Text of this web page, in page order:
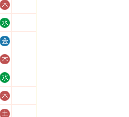
木
水
金
木
水
木
土